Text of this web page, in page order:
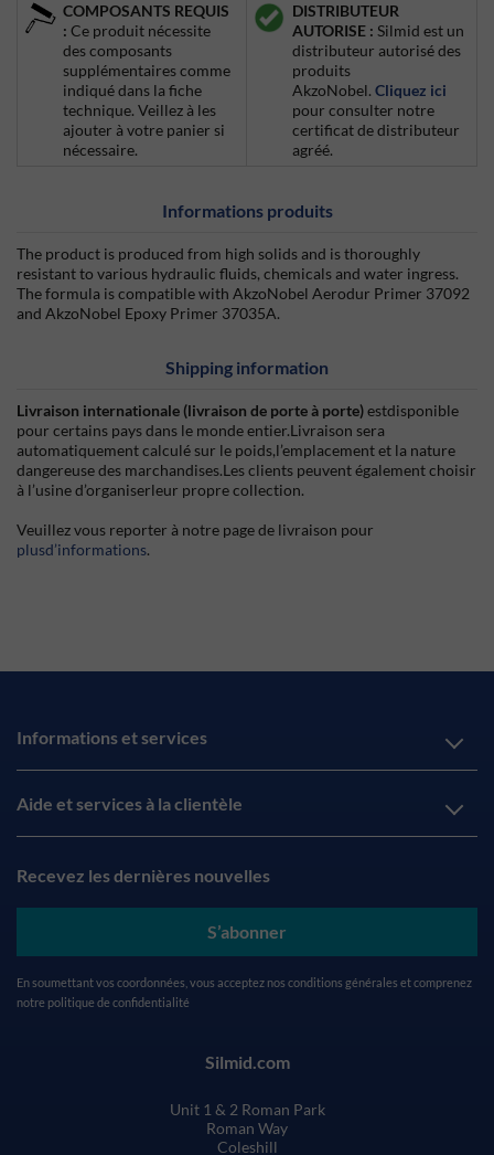
COMPOSANTS REQUIS
: Ce produit nécessite
des composants
supplémentaires comme
indiqué dans la fiche
technique. Veillez à les
ajouter à votre panier si
nécessaire.
DISTRIBUTEUR
AUTORISE : Silmid est un
distributeur autorisé des
produits
AkzoNobel. Cliquez ici
pour consulter notre
certificat de distributeur
agréé.
Informations produits
The product is produced from high solids and is thoroughly
resistant to various hydraulic fluids, chemicals and water ingress.
The formula is compatible with AkzoNobel Aerodur Primer 37092
and AkzoNobel Epoxy Primer 37035A.
Shipping information
Livraison internationale (livraison de porte à porte)estdisponible
pour certains pays dans le monde entier.Livraison sera
automatiquement calculé sur le poids,l’emplacement et la nature
dangereuse des marchandises.Les clients peuvent également choisir
à l’usine d’organiserleur propre collection.
Veuillez vous reporter à notre page de livraison pour
plusd’informations.
Informations et services
Aide et services à la clientèle
Recevez les dernières nouvelles
S’abonner
En soumettant vos coordonnées, vous acceptez nos conditions générales et comprenez
notre politique de confidentialité
Silmid.com
Unit 1 & 2 Roman Park
Roman Way
Coleshill